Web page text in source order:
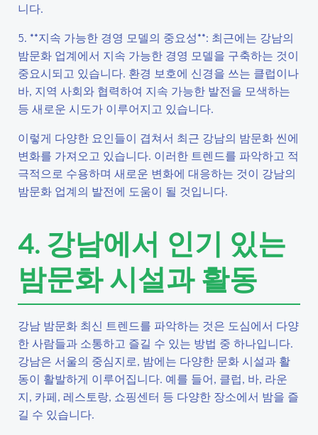
니다.
5. **지속 가능한 경영 모델의 중요성**: 최근에는 강남의
밤문화 업계에서 지속 가능한 경영 모델을 구축하는 것이
중요시되고 있습니다. 환경 보호에 신경을 쓰는 클럽이나
바, 지역 사회와 협력하여 지속 가능한 발전을 모색하는
등 새로운 시도가 이루어지고 있습니다.
이렇게 다양한 요인들이 겹쳐서 최근 강남의 밤문화 씬에
변화를 가져오고 있습니다. 이러한 트렌드를 파악하고 적
극적으로 수용하며 새로운 변화에 대응하는 것이 강남의
밤문화 업계의 발전에 도움이 될 것입니다.
4. 강남에서 인기 있는
밤문화 시설과 활동
강남 밤문화 최신 트렌드를 파악하는 것은 도심에서 다양
한 사람들과 소통하고 즐길 수 있는 방법 중 하나입니다.
강남은 서울의 중심지로, 밤에는 다양한 문화 시설과 활
동이 활발하게 이루어집니다. 예를 들어, 클럽, 바, 라운
지, 카페, 레스토랑, 쇼핑센터 등 다양한 장소에서 밤을 즐
길 수 있습니다.